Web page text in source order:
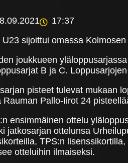
17:37
U23 sijoittui omassa
joukkueen
B ja C.
pisteet tulevat mukaan
Rauman Pallo-Iirot 24
ensimmäinen ottelu
jatkosarjan ottelunsa
TPS:n
otteluihin ilmaiseksi.